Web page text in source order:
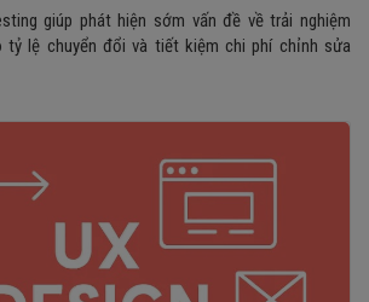
giúp phát hiện sớm vấn đề về trải nghiệm
tỷ lệ chuyển đổi và tiết kiệm chi phí chỉnh sửa